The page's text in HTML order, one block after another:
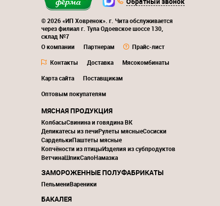
© 2026 «ИП Ховренок». г. Чита обслуживается
через филиал г. Тула Одоевское шоссе 130,
склад №7
О компании
Партнерам
Прайс-лист
Контакты
Доставка
Мясокомбинаты
Карта сайта
Поставщикам
Оптовым покупателям
МЯСНАЯ ПРОДУКЦИЯ
КолбасыСвинина и говядина ВК
Деликатесы из печиРулеты мясныеСосиски
СарделькиПаштеты мясные
Копчёности из птицыИзделия из субпродуктов
ВетчинаШпикСалоНамазка
ЗАМОРОЖЕННЫЕ ПОЛУФАБРИКАТЫ
ПельмениВареники
БАКАЛЕЯ